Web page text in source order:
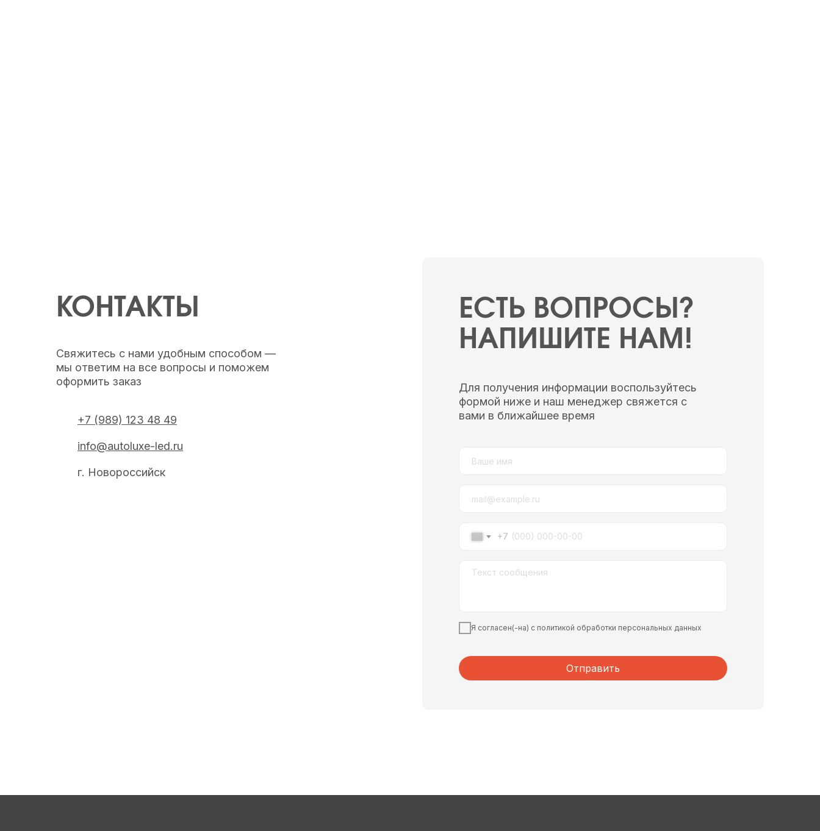
КОНТАКТЫ
ЕСТЬ ВОПРОСЫ?
НАПИШИТЕ НАМ!
Свяжитесь с нами удобным способом —
мы ответим на все вопросы и поможем
оформить заказ
Для получения информации воспользуйтесь
формой ниже и наш менеджер свяжется с
вами в ближайшее время
+7 (989) 123 48 49
info@autoluxe-led.ru
г. Новороссийск
+7
Я согласен(-на) с политикой обработки персональных данных
Отправить